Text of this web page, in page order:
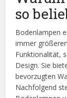
so
Bodenlampen
immer
Funktionalität,
Design. Sie
bevorzugten
Nachfolgend